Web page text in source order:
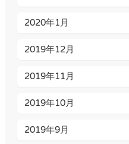
2020年1月
2019年12月
2019年11月
2019年10月
2019年9月